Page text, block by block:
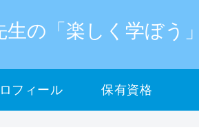
の「楽しく学ぼう」
フィール 保有資格